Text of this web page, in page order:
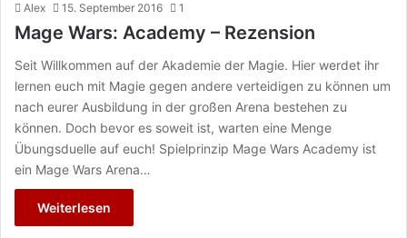
Alex 15. September 2016 1
Mage Wars: Academy – Rezension
Seit Willkommen auf der Akademie der Magie. Hier werdet ihr
lernen euch mit Magie gegen andere verteidigen zu können um
nach eurer Ausbildung in der großen Arena bestehen zu
können. Doch bevor es soweit ist, warten eine Menge
Übungsduelle auf euch! Spielprinzip Mage Wars Academy ist
ein Mage Wars Arena…
Weiterlesen